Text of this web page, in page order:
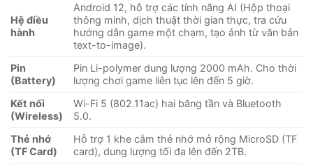
Hệ điều
hành
Android 12, hỗ trợ các tính năng AI (Hộp thoại
thông minh, dịch thuật thời gian thực, tra cứu
hướng dẫn game một chạm, tạo ảnh từ văn bản
text-to-image).
Pin
(Battery)
Pin Li-polymer dung lượng 2000 mAh. Cho thời
lượng chơi game liên tục lên đến 5 giờ.
Kết nối
(Wireless)
Wi-Fi 5 (802.11ac) hai băng tần và Bluetooth
5.0.
Thẻ nhớ
(TF Card)
Hỗ trợ 1 khe cắm thẻ nhớ mở rộng MicroSD (TF
card), dung lượng tối đa lên đến 2TB.